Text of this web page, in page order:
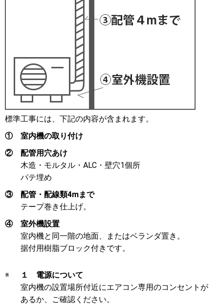
標準工事には、下記の内容が含まれます。
①
室内機の取り付け
②
配管用穴あけ
木造・モルタル・ALC・壁穴1個所
パテ埋め
③
配管・配線類4mまで
テープ巻き仕上げ。
④
室外機設置
室内機と同一階の地面、またはベランダ置き。
据付用樹脂ブロック付きです。
※
１ 電源について
室内機の設置場所付近にエアコン専用のコンセントが
あるか、ご確認ください。